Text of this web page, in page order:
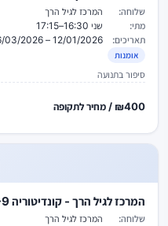
שלוחה:
המרכז לגיל הרך
מתי:
שני 16:30–17:15
תאריכים:
12/01/2026 – 16/03/2026
אומנות
סיפור בתנועה
₪400 / מחיר לתקופה
המרכז לגיל הרך - קונדיטוריה 6-9
שלוחה:
המרכז לגיל הרך